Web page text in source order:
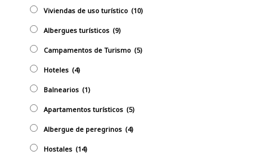
Viviendas de uso turístico (10)
Albergues turísticos (9)
Campamentos de Turismo (5)
Hoteles (4)
Balnearios (1)
Apartamentos turísticos (5)
Albergue de peregrinos (4)
Hostales (14)